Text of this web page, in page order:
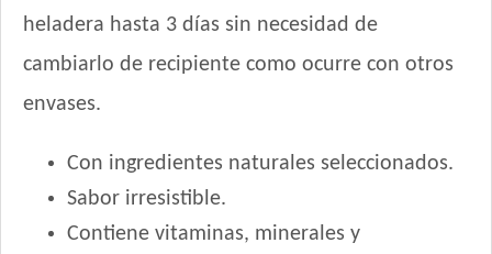
heladera hasta 3 días sin necesidad de
cambiarlo de recipiente como ocurre con otros
envases.
Con ingredientes naturales seleccionados.
Sabor irresistible.
Contiene vitaminas, minerales y